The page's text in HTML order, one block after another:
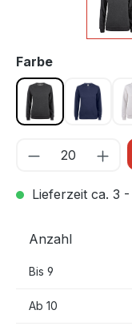
Farbeauswählen
Antrazit Dark
Lieferzeit ca. 3
Anzahl
Bis 9
Ab 10